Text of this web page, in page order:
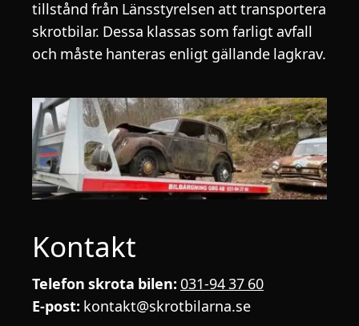
tillstånd från Länsstyrelsen att transportera
skrotbilar. Dessa klassas som farligt avfall
och måste hanteras enligt gällande lagkrav.
Kontakt
Telefon skrota bilen: 031-94 37 60
E-post: kontakt@skrotbilarna.se